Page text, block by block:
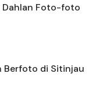
Dahlan Foto-foto
Berfoto di Sitinjau